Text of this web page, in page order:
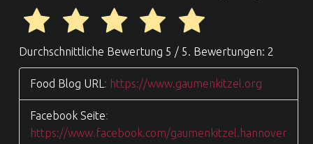
Durchschnittliche Bewertung 5 / 5. Bewertungen: 2
Food Blog URL : https://www.gaumenkitzel.org
Facebook Seite:
https://www.facebook.com/gaumenkitzel.hannover